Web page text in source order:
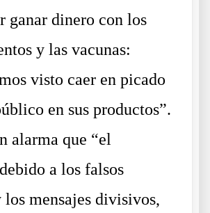
ganar dinero con los
y las vacunas:
visto caer en picado
en sus productos”.
alarma que “el
a los falsos
los mensajes divisivos,